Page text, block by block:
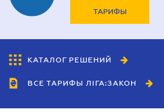
ТАРИФЫ
КАТАЛОГ РЕШЕНИЙ
ВСЕ ТАРИФЫ ЛІГА:ЗАКОН